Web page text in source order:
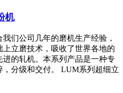
机
们公司几年的磨机生产经验，
立磨技术，吸收了世界各地的
进的轧机。本系列产品是一种专
，分级和交付。 LUM系列超细立